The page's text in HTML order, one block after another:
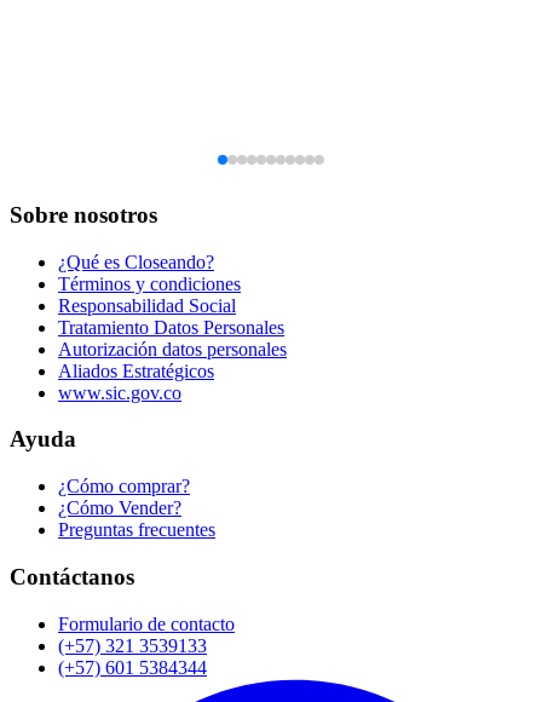
Sobre nosotros
¿Qué es Closeando?
Términos y condiciones
Responsabilidad Social
Tratamiento Datos Personales
Autorización datos personales
Aliados Estratégicos
www.sic.gov.co
Ayuda
¿Cómo comprar?
¿Cómo Vender?
Preguntas frecuentes
Contáctanos
Formulario de contacto
(+57) 321 3539133
(+57) 601 5384344